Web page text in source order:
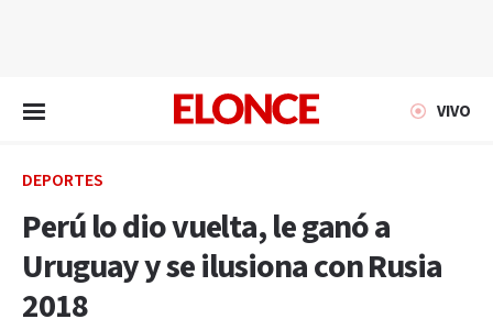
VIVO
DEPORTES
Perú lo dio vuelta, le ganó a
Uruguay y se ilusiona con Rusia
2018